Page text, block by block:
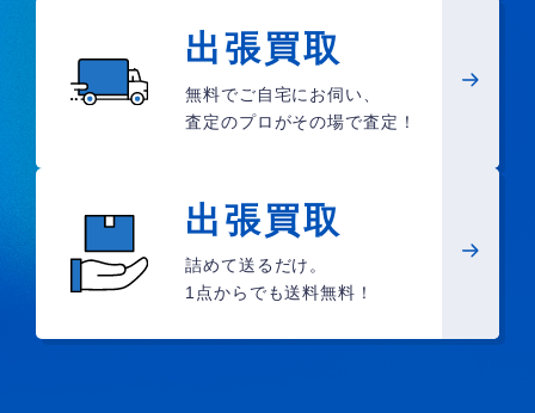
出張買取
無料でご自宅にお伺い、
査定のプロがその場で査定！
出張買取
詰めて送るだけ。
1点からでも送料無料！